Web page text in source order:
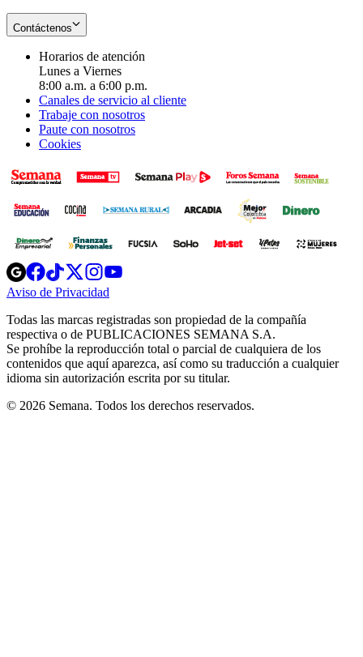
Contáctenos
Horarios de atención
Lunes a Viernes
8:00 a.m. a 6:00 p.m.
Canales de servicio al cliente
Trabaje con nosotros
Paute con nosotros
Cookies
Opens
in
new
Opens
in
new
Opens
in
new
window
Opens
new
windowwindow
Aviso de Privacidad
new
window
Todas las marcas registradas son propiedad de la compañía
respectiva o de PUBLICACIONES SEMANA S.A.
Se prohíbe la reproducción total o parcial de cualquiera de los
contenidos que aquí aparezca, así como su traducción a cualquier
idioma sin autorización escrita por su titular.
© 2026 Semana. Todos los derechos reservados.